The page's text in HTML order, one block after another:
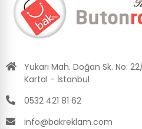
Yukarı Mah. Doğan Sk. No:
Kartal - İstanbul
0532 421 81 62
info@bakreklam.com